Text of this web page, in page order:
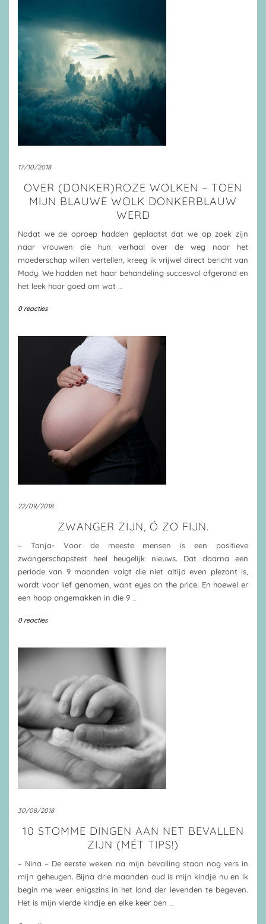
17/10/2018
OVER (DONKER)ROZE WOLKEN – TOEN
MIJN BLAUWE WOLK DONKERBLAUW
WERD
Nadat we de oproep hadden geplaatst dat we op zoek zijn
naar vrouwen die hun verhaal over de weg naar het
moederschap willen vertellen, kreeg ik vrijwel direct bericht van
Mady. We hadden net haar behandeling succesvol afgerond en
het leek haar goed om wat
0 reacties
22/09/2018
ZWANGER ZIJN, Ó ZO FIJN.
– Tanja- Voor de meeste mensen is een positieve
zwangerschapstest heel heugelijk nieuws. Dat daarna een
periode van 9 maanden volgt die niet altijd even plezant is,
wordt voor lief genomen, want eyes on the price. En hoewel er
een hoop ongemakken in die 9
0 reacties
30/08/2018
10 STOMME DINGEN AAN NET BEVALLEN
ZIJN (MÉT TIPS!)
– Nina – De eerste weken na mijn bevalling staan nog vers in
mijn geheugen. Bijna drie maanden oud is mijn kindje nu en ik
begin me weer enigszins in het land der levenden te begeven.
Het is mijn vierde kindje en elke keer ben